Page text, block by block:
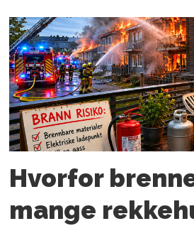
Hvorfor
mange